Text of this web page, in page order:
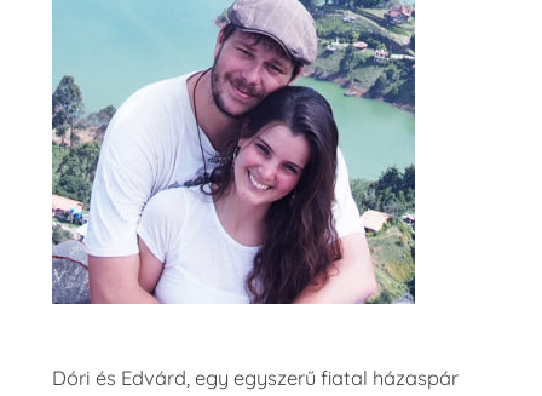
Dóri és Edvárd, egy egyszerű fiatal házaspár